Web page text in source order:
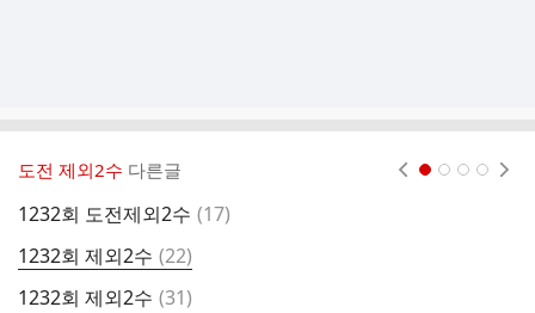
도전 제외2수 다른글
1232회 도전제외2수 댓
(17)
1232회 제외2수 댓
글
(22)
1232회 제외2수 댓
(31)